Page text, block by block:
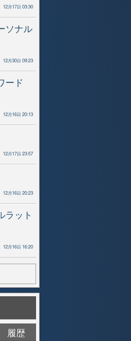
12月17日 03:30
ソナル
12月30日 09:23
ード
12月16日 20:13
12月17日 23:57
12月16日 20:23
ラット
12月16日 16:20
履歴